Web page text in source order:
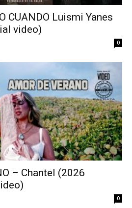
CUANDO Luismi Yanes
video)
0
– Chantel (2026
0